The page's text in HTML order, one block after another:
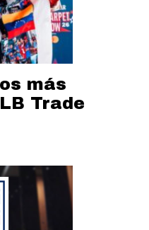
más
Trade